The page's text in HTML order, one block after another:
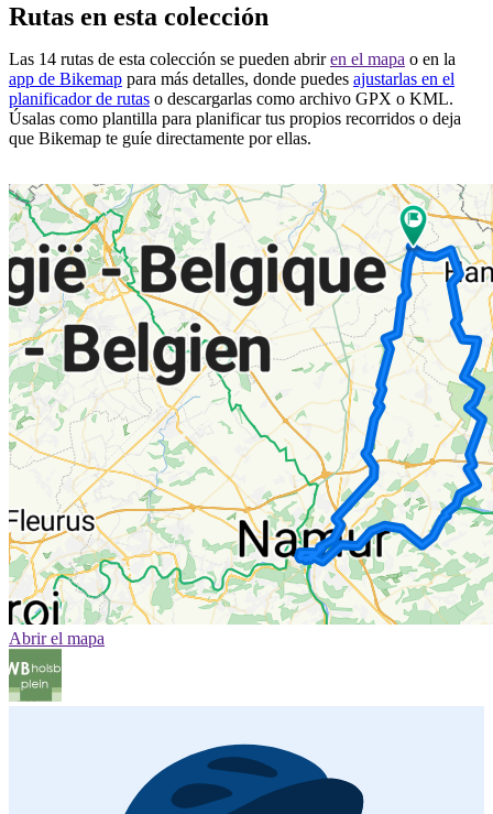
Rutas en esta colección
Las 14 rutas de esta colección se pueden abriren el mapa o en la
app de Bikemap para más detalles, donde puedes ajustarlas en el
planificador de rutas o descargarlas como archivo GPX o KML.
Úsalas como plantilla para planificar tus propios recorridos o deja
que Bikemap te guíe directamente por ellas.
Abrir el mapa